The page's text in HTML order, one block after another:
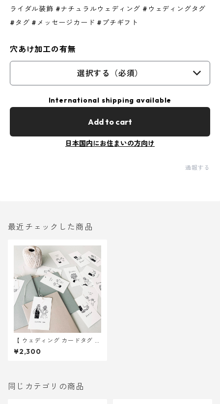
ライダル装飾 #ナチュラルウェディング #ウェディングタグ
#タグ #メッセージカード #プチギフト
穴あけ加工の有無
選択する（必須）
International shipping available
Add to cart
日本国内にお住まいの方向け
通報する
最近チェックした商品
【 ウェディング カードタグ 】
イラスト 6種 カードタグ 30枚
｜ 結婚式 ウェディング
¥2,300
同じカテゴリの商品